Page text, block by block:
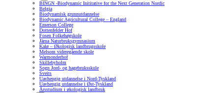
BINGN -Biodynamic Inititative for the Next Generation Nordic
Belgia
Biodynamisk grunnutdannelse
Biodynamic Agricultural College – England
Emerson College
Dottenfelder Hof
Fosen Folkehøgskole
Järna Naturbruksgymnasium
Kalø – Økologisk landbrugsskole
Melsom videregående skole
Warmonderhof
Skillebyholm
Sogn Jord- og hagebruksskule
Sveits
Uavhengig utdannelse i Nord-Tyskland
Uavhengig utdannelse i Øst-Tyskland
Årsstudium i økologisk landbruk